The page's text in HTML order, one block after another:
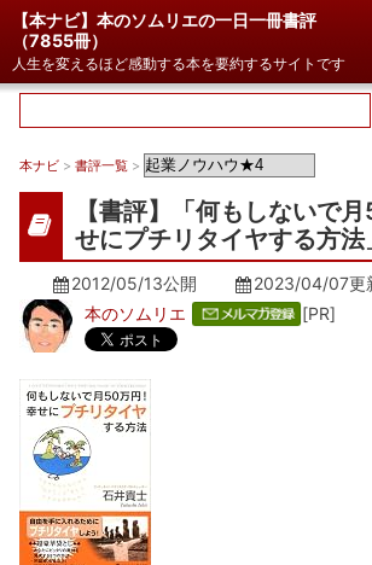
【本ナビ】本のソムリエの一日一冊書評
（7855冊）
人生を変えるほど感動する本を要約するサイトです
本ナビ > 書評一覧 >
【書評】「何もしないで
せにプチリタイヤする方
2012/05/13公開 2023/04/07更
本のソムリエ
[PR]